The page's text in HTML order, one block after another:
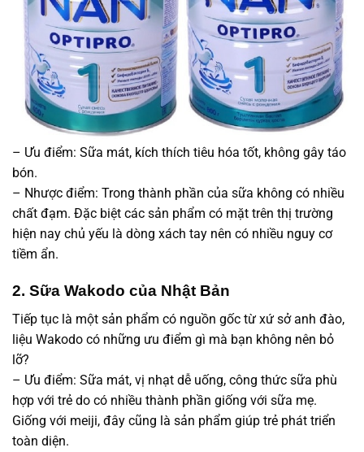
– Ưu điểm: Sữa mát, kích thích tiêu hóa tốt, không gây táo
bón.
– Nhược điểm: Trong thành phần của sữa không có nhiều
chất đạm. Đặc biệt các sản phẩm có mặt trên thị trường
hiện nay chủ yếu là dòng xách tay nên có nhiều nguy cơ
tiềm ẩn.
2. Sữa Wakodo của Nhật Bản
Tiếp tục là một sản phẩm có nguồn gốc từ xứ sở anh đào,
liệu Wakodo có những ưu điểm gì mà bạn không nên bỏ
lỡ?
– Ưu điểm: Sữa mát, vị nhạt dễ uống, công thức sữa phù
hợp với trẻ do có nhiều thành phần giống với sữa mẹ.
Giống với meiji, đây cũng là sản phẩm giúp trẻ phát triển
toàn diện.